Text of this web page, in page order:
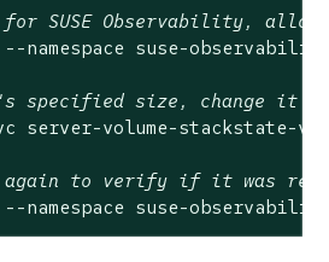
for SUSE Observability,
namespace suse-observability
specified size, change it to
server-volume-stackstate-
again to verify if it was
namespace suse-observability